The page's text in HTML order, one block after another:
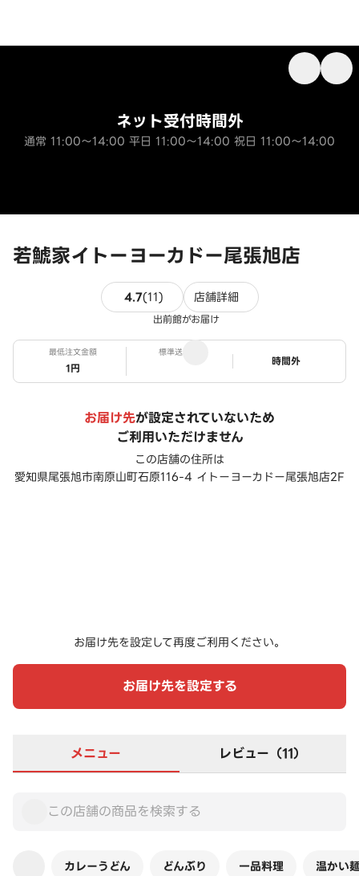
若鯱家イトーヨーカドー尾張旭店
ネット受付時間外
通常 11:00～14:00 平日 11:00～14:00 祝日 11:00～14:00
4.7(11)11件のレビュー
店舗詳細
出前館がお届け
最低注文金額
1円
標準送料
ステータス
時間外
お届け先が設定されていないため
ご利用いただけません
この店舗の住所は
愛知県尾張旭市南原山町石原116-4 イトーヨーカドー尾張旭店2F
お届け先を設定して再度ご利用ください。
お届け先を設定する
メニュー レビュー（11）
カレーうどん どんぶり 一品料理 温かい